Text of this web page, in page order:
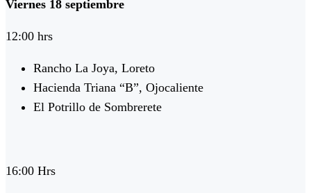
Viernes 18 septiembre
12:00 hrs
Rancho La Joya, Loreto
Hacienda Triana “B”, Ojocaliente
El Potrillo de Sombrerete
16:00 Hrs